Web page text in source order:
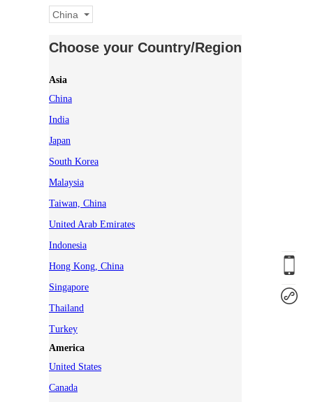
China
Choose your Country/Region
Asia
China
India
Japan
South Korea
Malaysia
Taiwan, China
United Arab Emirates
Indonesia
Hong Kong, China
Singapore
Thailand
Turkey
America
United States
Canada